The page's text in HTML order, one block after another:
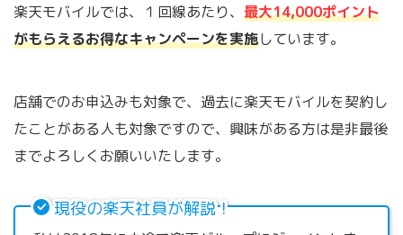
楽天モバイルでは、１回線あたり、 最大14,000ポイント
がもらえるお得なキャンペーンを実施しています。
店舗でのお申込みも対象で、過去に楽天モバイルを契約し
たことがある人も対象ですので、興味がある方は是非最後
までよろしくお願いいたします。
現役の楽天社員が解説！